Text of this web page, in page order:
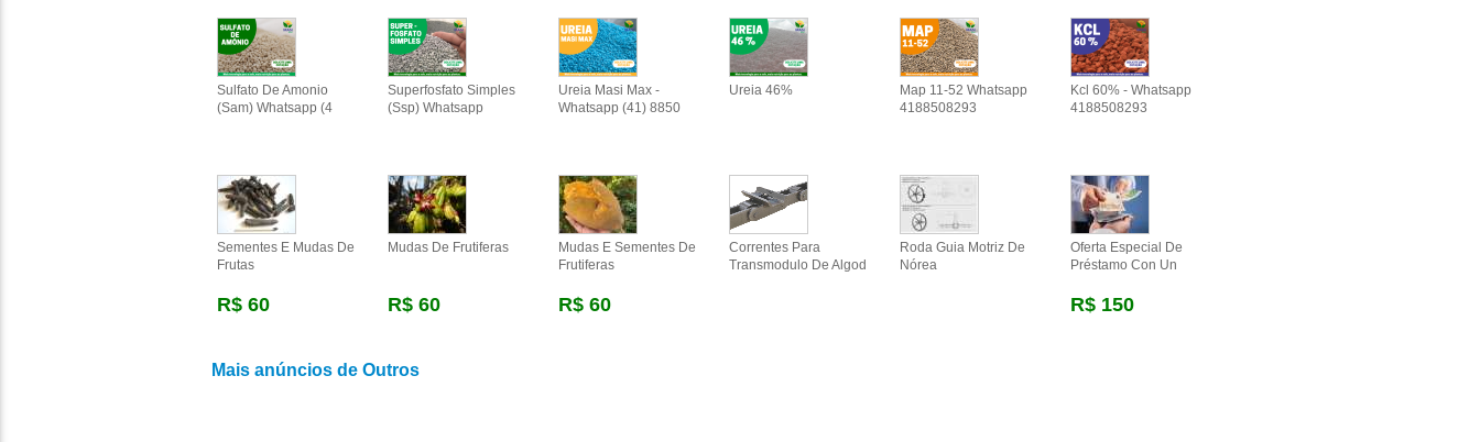
Sulfato De Amonio
(sam) Whatsapp (4
Superfosfato Simples
(ssp) Whatsapp
Ureia Masi Max -
Whatsapp (41) 8850
Ureia 46%
Map 11-52 Whatsapp
4188508293
Kcl 60% - Whatsapp
4188508293
Sementes E Mudas De
Frutas
R$ 60
Mudas De Frutiferas
R$ 60
Mudas E Sementes De
Frutiferas
R$ 60
Correntes Para
Transmodulo De Algod
Roda Guia Motriz De
Nórea
Oferta Especial De
Préstamo Con Un
R$ 150
Mais anúncios de Outros